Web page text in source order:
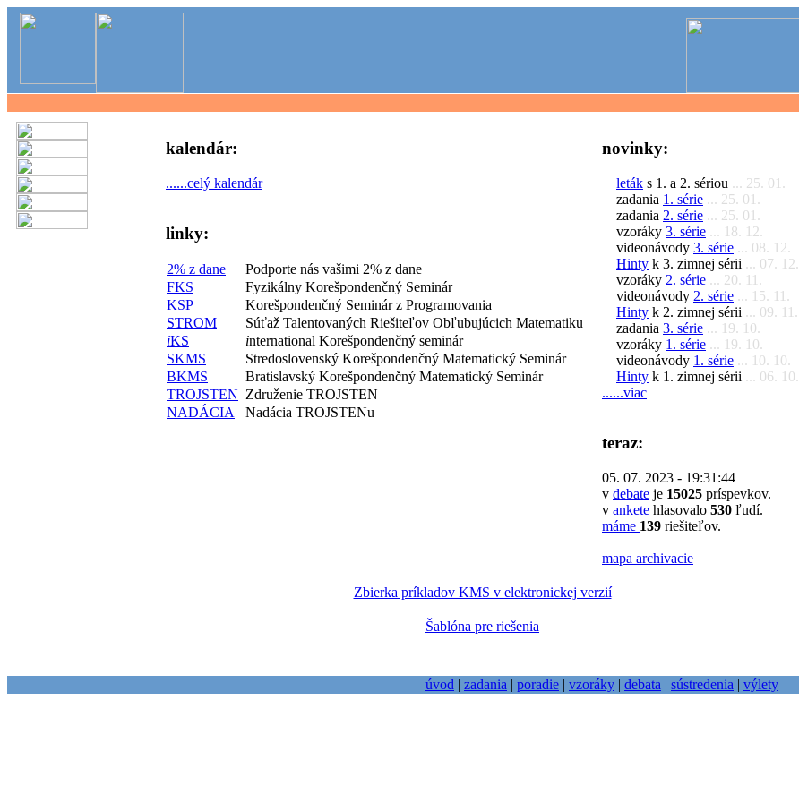
kalendár:
......celý kalendár
linky:
2% z dane
Podporte nás vašimi 2% z dane
FKS
Fyzikálny Korešpondenčný Seminár
KSP
Korešpondenčný Seminár z Programovania
STROM
Súťaž Talentovaných Riešiteľov Obľubujúcich Matematiku
iKS international Korešpondenčný seminár
SKMS
Stredoslovenský Korešpondenčný Matematický Seminár
BKMS
Bratislavský Korešpondenčný Matematický Seminár
TROJSTEN Združenie TROJSTEN
NADÁCIA
Nadácia TROJSTENu
novinky:
leták s 1. a 2. sériou ... 25. 01.
zadania 1. série ... 25. 01.
zadania 2. série ... 25. 01.
vzoráky 3. série ... 18. 12.
videonávody 3. série ... 08. 12.
Hinty k 3. zimnej sérii ... 07. 12.
vzoráky 2. série ... 20. 11.
videonávody 2. série ... 15. 11.
Hinty k 2. zimnej sérii ... 09. 11.
zadania 3. série ... 19. 10.
vzoráky 1. série ... 19. 10.
videonávody 1. série ... 10. 10.
Hinty k 1. zimnej sérii ... 06. 10.
......viac
teraz:
05. 07. 2023 - 19:31:44
v debate je 15025 príspevkov.
v ankete hlasovalo 530 ľudí.
máme 139 riešiteľov.
mapa archivacie
Zbierka príkladov KMS v elektronickej verzií
Šablóna pre riešenia
úvod | zadania | poradie | vzoráky | debata | sústredenia | výlety